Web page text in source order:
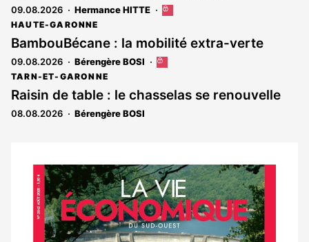
09.08.2026 Hermance HITTE
Cet
est
réservé
aux
HAUTE-GARONNE
BambouBécane : la mobilité extra-verte
09.08.2026 Bérengère BOSI
Cet
réservé
TARN-ET-GARONNE
Raisin de table : le chasselas se renouvelle
08.08.2026 Bérengère BOSI
Notre
dernier
magazine